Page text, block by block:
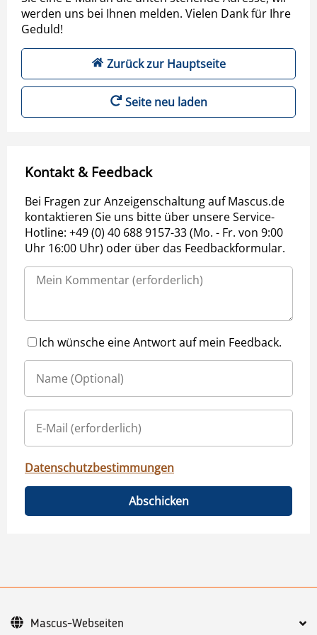
werden uns bei Ihnen melden. Vielen Dank für Ihre
Geduld!
Zurück zur Hauptseite
Seite neu laden
Kontakt & Feedback
Bei Fragen zur Anzeigenschaltung auf Mascus.de
kontaktieren Sie uns bitte über unsere Service-
Hotline: +49 (0) 40 688 9157-33 (Mo. - Fr. von 9:00
Uhr 16:00 Uhr) oder über das Feedbackformular.
Ich wünsche eine Antwort auf mein Feedback.
Datenschutzbestimmungen
Abschicken
Mascus-Webseiten